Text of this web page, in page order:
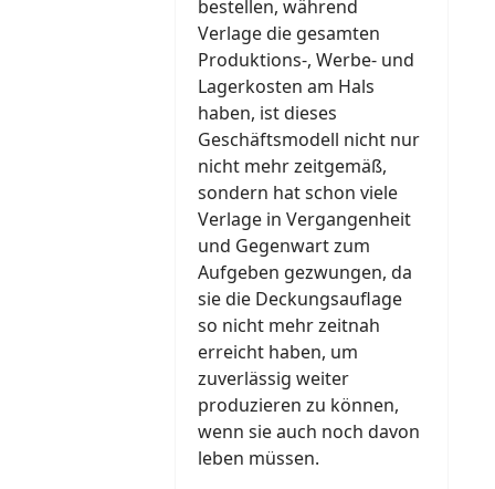
bestellen, während
Verlage die gesamten
Produktions-, Werbe- und
Lagerkosten am Hals
haben, ist dieses
Geschäftsmodell nicht nur
nicht mehr zeitgemäß,
sondern hat schon viele
Verlage in Vergangenheit
und Gegenwart zum
Aufgeben gezwungen, da
sie die Deckungsauflage
so nicht mehr zeitnah
erreicht haben, um
zuverlässig weiter
produzieren zu können,
wenn sie auch noch davon
leben müssen.